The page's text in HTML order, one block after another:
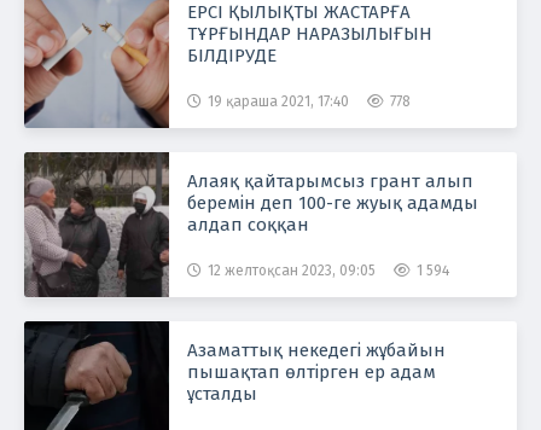
ЕРСІ ҚЫЛЫҚТЫ ЖАСТАРҒА
ТҰРҒЫНДАР НАРАЗЫЛЫҒЫН
БІЛДІРУДЕ
19 қараша 2021, 17:40 778
Алаяқ қайтарымсыз грант алып
беремін деп 100-ге жуық адамды
алдап соққан
12 желтоқсан 2023, 09:05 1 594
Азаматтық некедегі жұбайын
пышақтап өлтірген ер адам
ұсталды